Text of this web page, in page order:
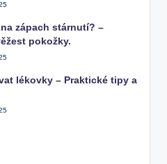
zápach stárnutí? –
pokožky.
lékovky – Praktické tipy a